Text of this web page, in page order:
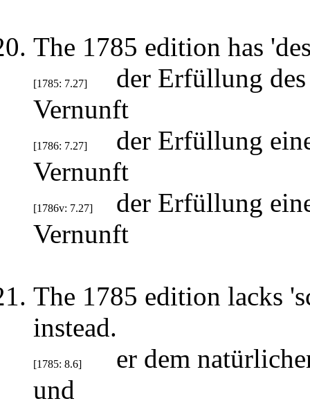
The 1785 edition has
[1785: 7.27]
der Erfüllung
Vernunft
[1786: 7.27]
der Erfüllung
Vernunft
[1786v: 7.27]
der Erfüllung
Vernunft
The 1785 edition lacks
instead.
[1785: 8.6]
er dem
und